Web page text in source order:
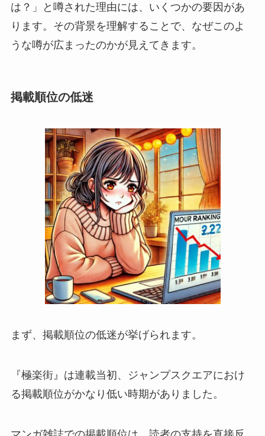
は？」と噂された理由には、いくつかの要因があ
ります。その背景を理解することで、なぜこのよ
うな噂が広まったのかが見えてきます。
掲載順位の低迷
まず、掲載順位の低迷が挙げられます。
『極楽街』は連載当初、ジャンプスクエアにおけ
る掲載順位がかなり低い時期がありました。